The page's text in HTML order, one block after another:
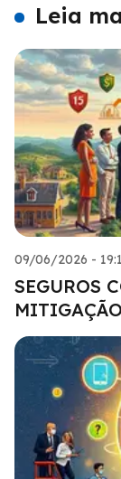
Leia
09/06/2026 -
SEGUROS